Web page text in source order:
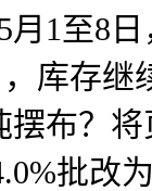
1至8
库存
布？
批改